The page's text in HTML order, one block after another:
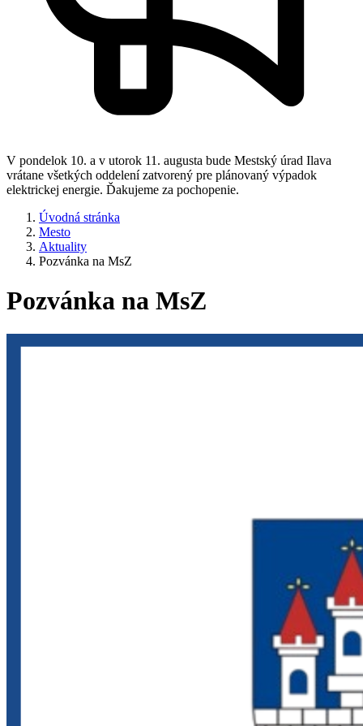
V pondelok 10. a v utorok 11. augusta bude Mestský úrad Ilava
vrátane všetkých oddelení zatvorený pre plánovaný výpadok
elektrickej energie. Ďakujeme za pochopenie.
Úvodná stránka
Mesto
Aktuality
Pozvánka na MsZ
Pozvánka na MsZ